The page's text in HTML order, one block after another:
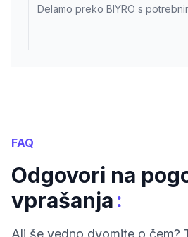
Delamo preko BIYRO s
FAQ
Odgovori na
vprašanja:
Ali še vedno dvomite o čem?